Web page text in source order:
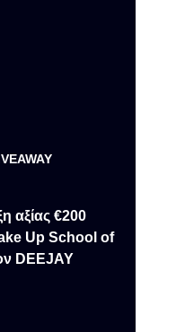
αξίας €200
Up School of
DEEJAY